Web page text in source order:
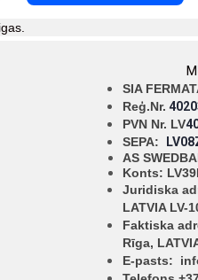
SIA
Reģ.Nr.
PVN Nr. LV
SEPA:
AS
Konts:
Juridiska
LATVIA LV-
Faktiska
Rīga,
E-pasts: